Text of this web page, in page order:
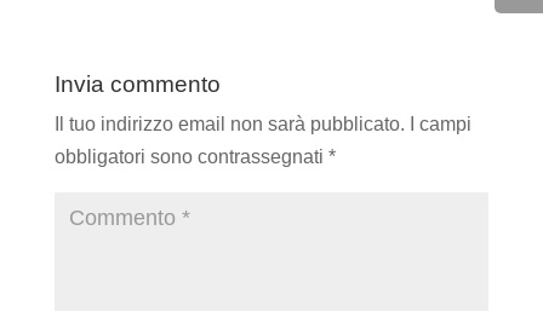
Invia commento
Il tuo indirizzo email non sarà pubblicato.
I campi
obbligatori sono contrassegnati *